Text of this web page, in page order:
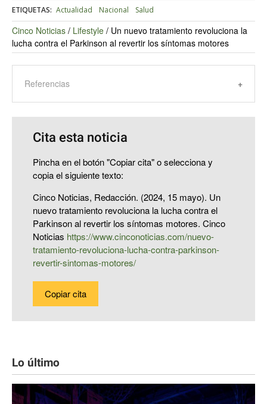
ETIQUETAS: Actualidad Nacional Salud
Cinco Noticias / Lifestyle / Un nuevo tratamiento revoluciona la
lucha contra el Parkinson al revertir los síntomas motores
Referencias
Cita esta noticia
Pincha en el botón "Copiar cita" o selecciona y
copia el siguiente texto:
Cinco Noticias, Redacción. (2024, 15 mayo). Un
nuevo tratamiento revoluciona la lucha contra el
Parkinson al revertir los síntomas motores. Cinco
Noticias https://www.cinconoticias.com/nuevo-
tratamiento-revoluciona-lucha-contra-parkinson-
revertir-sintomas-motores/
Copiar cita
Lo último